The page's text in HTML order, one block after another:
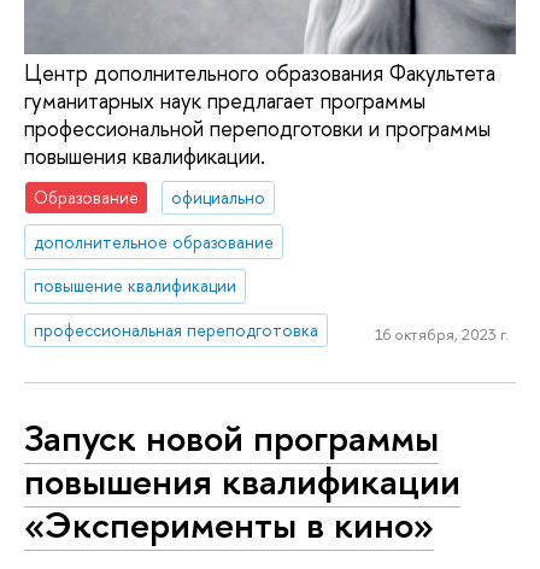
Центр дополнительного образования Факультета
гуманитарных наук предлагает программы
профессиональной переподготовки и программы
повышения квалификации.
Образование
официально
дополнительное образование
повышение квалификации
профессиональная переподготовка
16 октября, 2023 г.
Запуск новой программы
повышения квалификации
«Эксперименты в кино»